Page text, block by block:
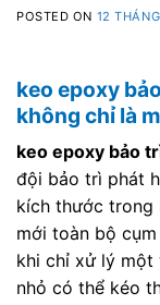
POSTED ON 12
keo epoxy
không chỉ là
keo epoxy bảo
đội bảo trì phát
kích thước trong
mới toàn bộ
khi chỉ xử lý một
nhỏ có thể kéo